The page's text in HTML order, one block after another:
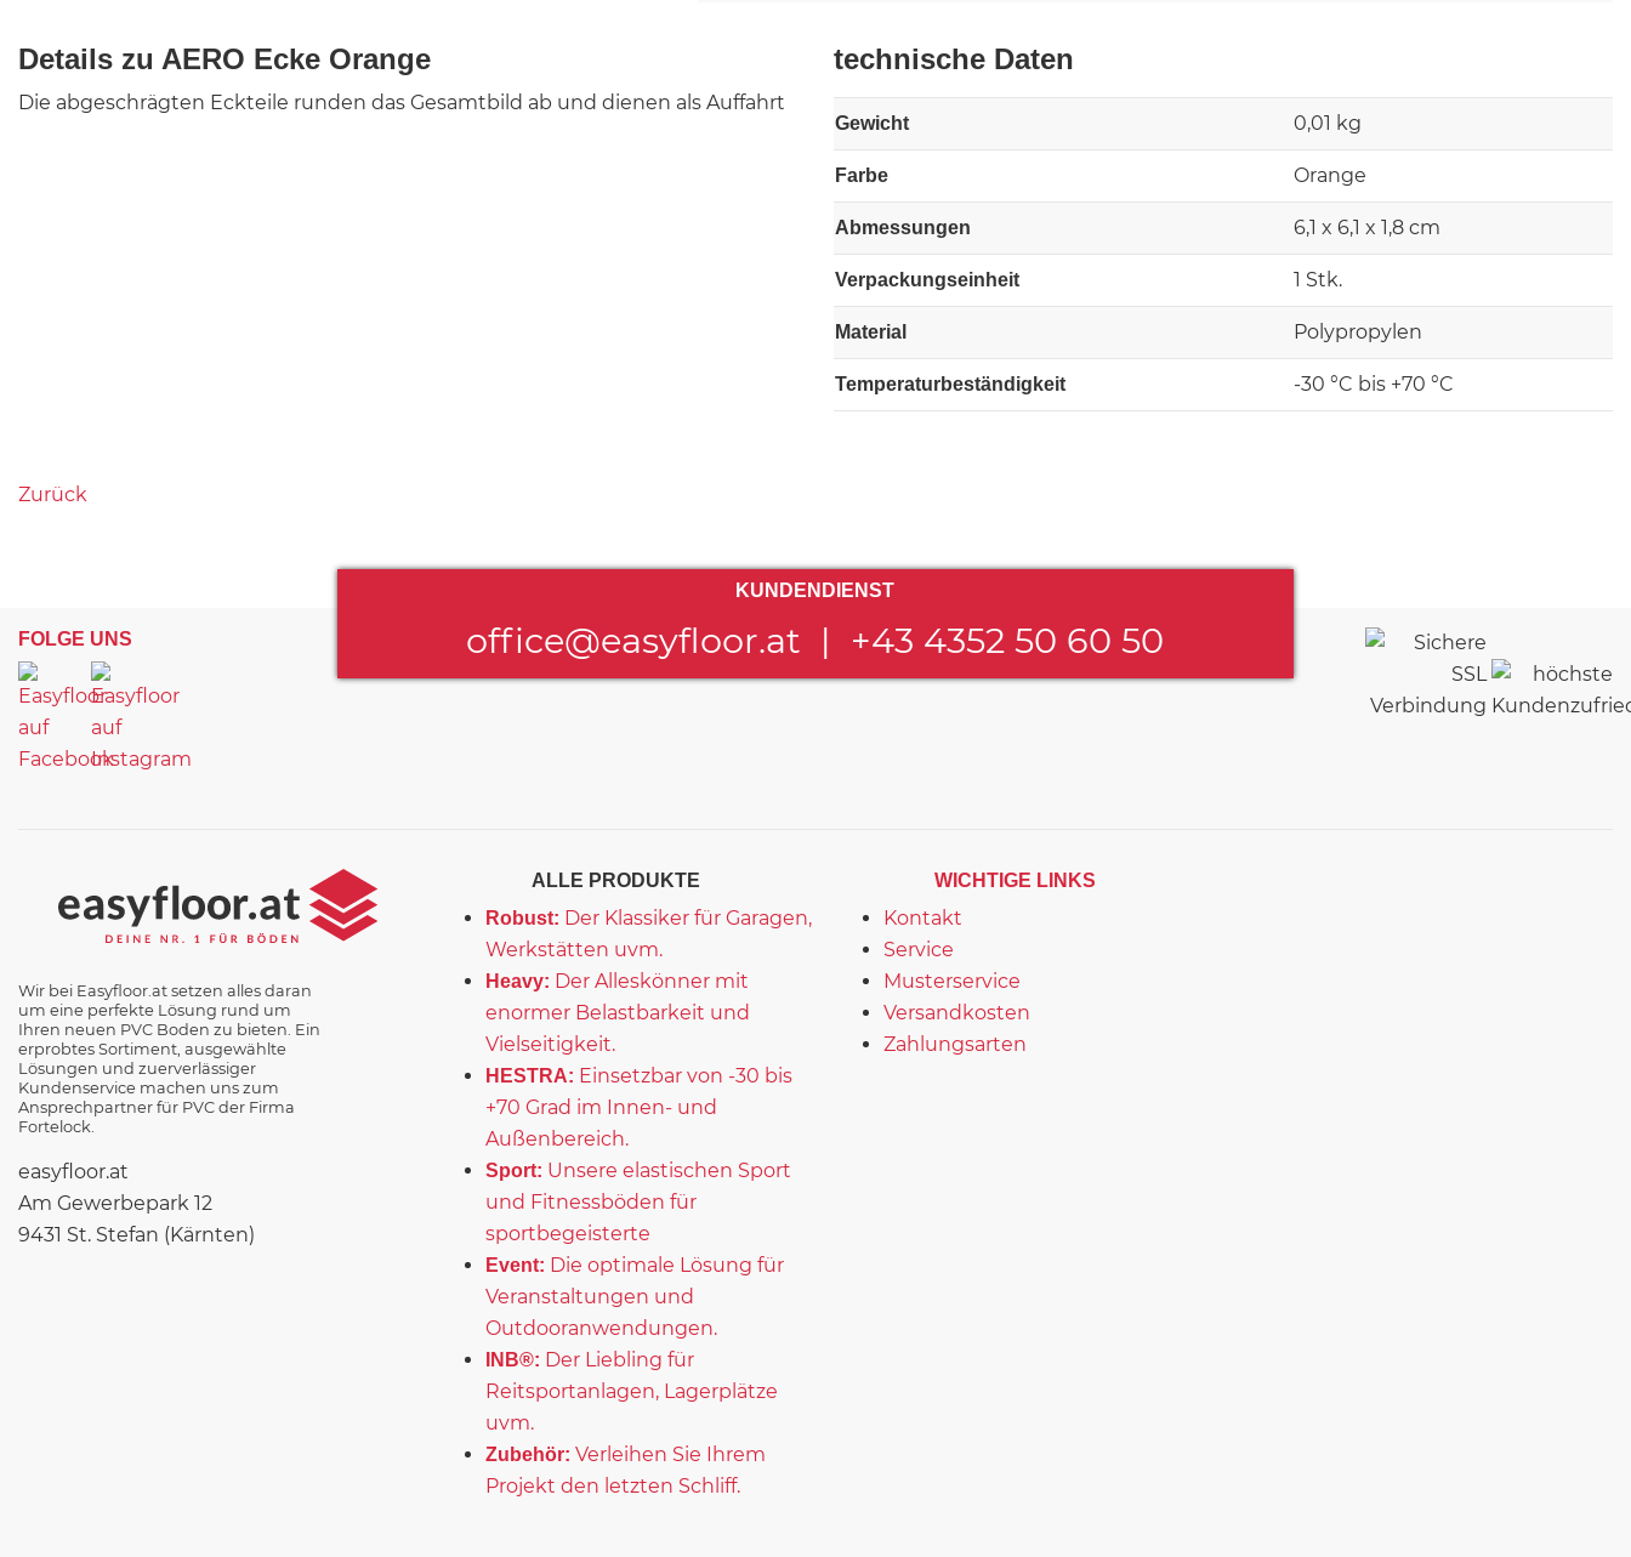
Details zu AERO Ecke Orange
Die abgeschrägten Eckteile runden das Gesamtbild ab und dienen als Auffahrt
technische Daten
Gewicht 0,01 kg
Farbe Orange
Abmessungen 6,1 x 6,1 x 1,8 cm
Verpackungseinheit 1 Stk.
Material Polypropylen
Temperaturbeständigkeit -30 °C bis +70 °C
Zurück
FOLGE UNS
KUNDENDIENST
office@easyfloor.at | +43 4352 50 60 50
Wir bei Easyfloor.at setzen alles daran
um eine perfekte Lösung rund um
Ihren neuen PVC Boden zu bieten. Ein
erprobtes Sortiment, ausgewählte
Lösungen und zuerverlässiger
Kundenservice machen uns zum
Ansprechpartner für PVC der Firma
Fortelock.
easyfloor.at
Am Gewerbepark 12
9431 St. Stefan (Kärnten)
ALLE PRODUKTE
Robust: Der Klassiker für Garagen,
Werkstätten uvm.
Heavy: Der Alleskönner mit
enormer Belastbarkeit und
Vielseitigkeit.
HESTRA: Einsetzbar von -30 bis
+70 Grad im Innen- und
Außenbereich.
Sport: Unsere elastischen Sport
und Fitnessböden für
sportbegeisterte
Event: Die optimale Lösung für
Veranstaltungen und
Outdooranwendungen.
INB®: Der Liebling für
Reitsportanlagen, Lagerplätze
uvm.
Zubehör: Verleihen Sie Ihrem
Projekt den letzten Schliff.
WICHTIGE LINKS
Kontakt
Service
Musterservice
Versandkosten
Zahlungsarten